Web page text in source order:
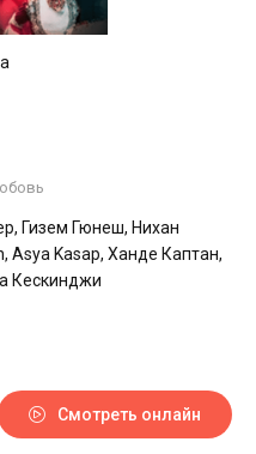
Гизем Гюнеш, Нихан
Asya Kasap, Ханде Каптан,
Кескинджи
Смотреть онлайн